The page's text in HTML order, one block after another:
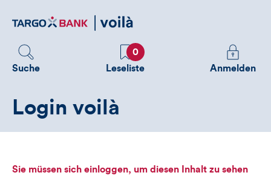
zum
Suche
Favoriten
0
Leseliste
Melden
Sie
sehen
Anmelden
Login voilà
Sie müssen sich einloggen, um diesen Inhalt zu sehen